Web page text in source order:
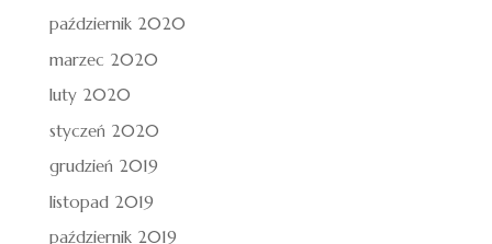
październik 2020
marzec 2020
luty 2020
styczeń 2020
grudzień 2019
listopad 2019
październik 2019